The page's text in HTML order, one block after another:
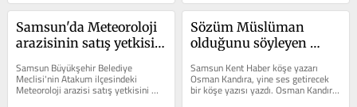
Samsun'da Meteoroloji
arazisinin satış yetkisi
olacak?
Samsun Büyükşehir Belediye
Meclisi'nin Atakum ilçesindeki
Meteoroloji arazisi satış yetkisini
Samsun 2. İdare Mahkemesi'nin...
Sözüm Müslüman
olduğunu söyleyen
Samsun Kent Haber köşe yazarı
Osman Kandıra, yine ses getirecek
bir köşe yazısı yazdı. Osman Kandıra
yeni köşe yazısında,  tarikat,...